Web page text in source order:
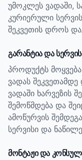
უმოკლეს ვადაში,
კურიერული
შეკვეთის დროს
გარანტია და
პროდუქტს
ვადას
ვადაში ხარვეზის
შემოწმდება და
ამოწურვის
სერვისი და
მონტაჟი და